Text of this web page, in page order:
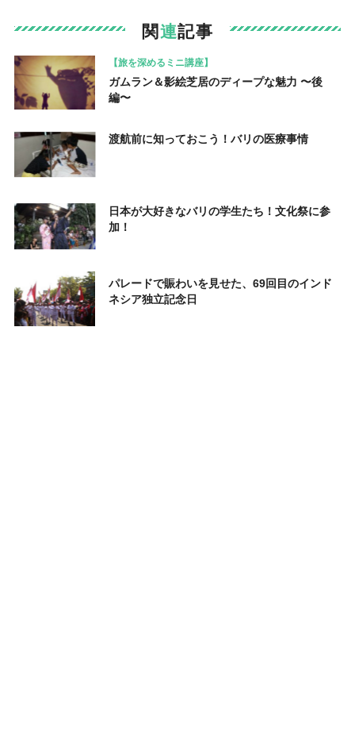
関連記事
【旅を深めるミニ講座】
ガムラン＆影絵芝居のディープな魅力 〜後
編〜
渡航前に知っておこう！バリの医療事情
日本が大好きなバリの学生たち！文化祭に参
加！
パレードで賑わいを見せた、69回目のインド
ネシア独立記念日